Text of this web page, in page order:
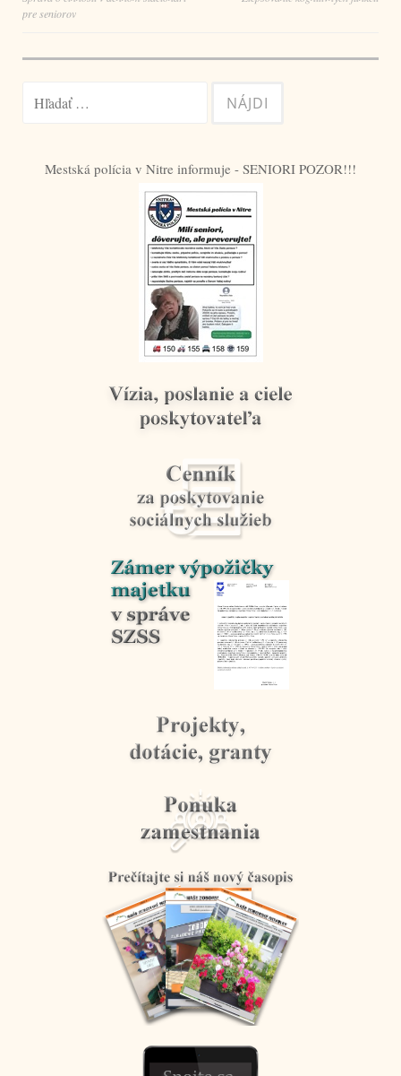
článku
pre seniorov
Hľadať:
Mestská polícia v Nitre informuje - SENIORI POZOR!!!